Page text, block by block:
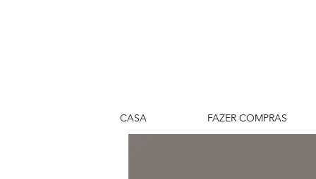
CASA FAZER COMPRAS